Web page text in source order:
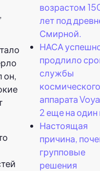
он,
возрастом
лет под
Смирной.
НАСА
продлило
службы
космического
аппарата
2 еще на один
Настоящая
причина,
групповые
решения